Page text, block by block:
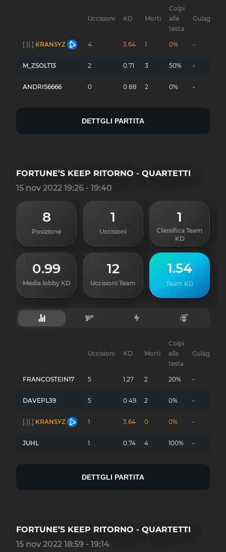
Uccisioni KD Morti
Colpi
alla
testa
Gulag
[.)(.] KRANSYZ 4 3.64 1 0% -
M_ZSOLT13 2 0.71 3 50% -
ANDRIS6666 0 0.88 2 0% -
DETTGLI PARTITA
8
Posizione
1
Uccisioni
1
Classifica Team
KD
0.99
Media lobby KD
12
Uccisioni Team
1.54
Team KD
FORTUNE’S KEEP RITORNO - QUARTETTI
15 nov 2022 19:26 - 19:40
Uccisioni KD Morti
Colpi
alla
testa
Gulag
FRANCOSTEIN17 5 1.27 2 20% -
DAVEPL39 5 0.49 2 0% -
[.)(.] KRANSYZ 1 3.64 0 0% -
JUHL 1 0.74 4 100% -
DETTGLI PARTITA
FORTUNE’S KEEP RITORNO - QUARTETTI
15 nov 2022 18:59 - 19:14